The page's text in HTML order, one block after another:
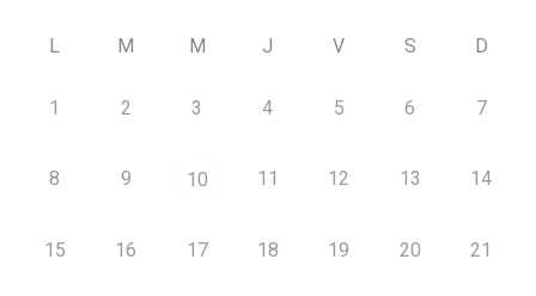
L M M J V S D
1 2 3 4 5 6 7
8 9 10 11 12 13 14
15 16 17 18 19 20 21